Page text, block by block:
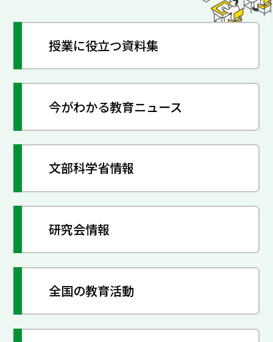
授業に役立つ資料集
今がわかる教育ニュース
文部科学省情報
研究会情報
全国の教育活動